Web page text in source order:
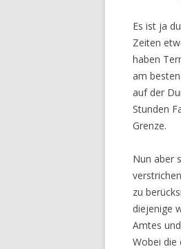
Es ist ja
Zeiten
haben
am
auf der
Stunden
Grenze.
Nun aber
zu
diejenige
Amtes
Wobei die